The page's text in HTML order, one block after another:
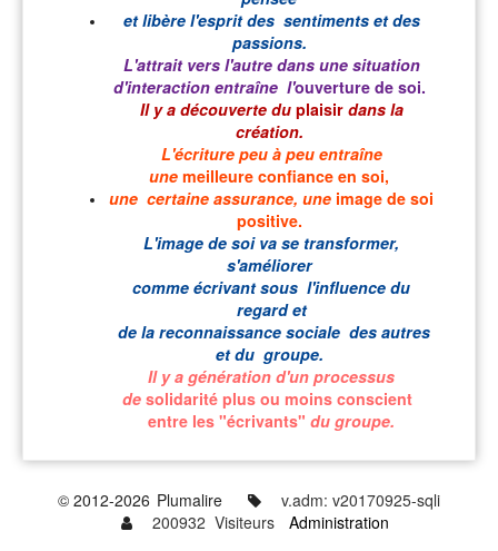
et libère l'esprit des sentiments et des
passions.
L'attrait vers l'autre dans une situation
d'interaction entraîne l'ouverture de soi.
Il y a découverte du plaisir dans la
création.
L'écriture peu à peu entraîne
une meilleure confiance en soi,
une certaine assurance, une image de soi
positive.
L'image de soi va se transformer,
s'améliorer
comme écrivant sous l'influence du
regard et
de la reconnaissance sociale des autres
et du groupe.
Il y a génération d'un processus
de solidarité plus ou moins conscient
entre les "écrivants" du groupe.
© 2012-2026 Plumalire
v.adm: v20170925-sqli
200932 Visiteurs
Administration